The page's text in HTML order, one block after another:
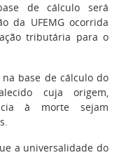
de cálculo será
da UFEMG ocorrida
tributária para o
base de cálculo do
cuja origem,
à morte sejam
a universalidade do